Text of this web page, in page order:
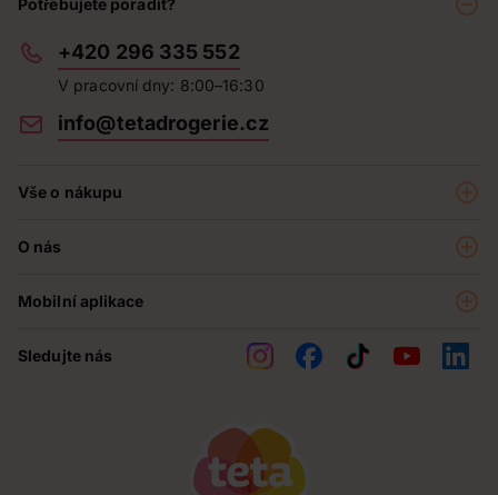
Potřebujete poradit?
+420 296 335 552
V pracovní dny: 8:00–16:30
info@tetadrogerie.cz
Vše o nákupu
Prodejny
Obchodní podmínky
O nás
Teta pomáhá
Mobilní aplikace
Sledujte nás